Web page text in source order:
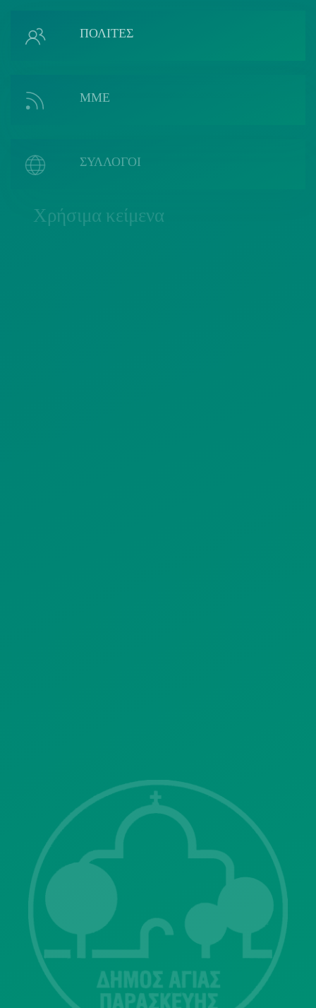
ΠΟΛΙΤΕΣ
ΜΜΕ
ΣΥΛΛΟΓΟΙ
Χρήσιμα κείμενα
Λ. Μεσογείων 415-417 Τ.Κ.15343
Αγία Παρασκευή
213 2004500
dimos@agiaparaskevi.gr